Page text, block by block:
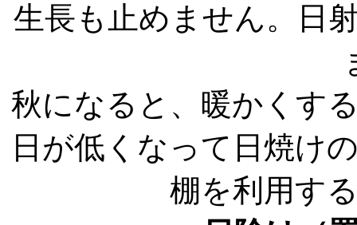
生長も止めません。日
秋になると、暖かくす
日が低くなって日焼け
棚を利用す